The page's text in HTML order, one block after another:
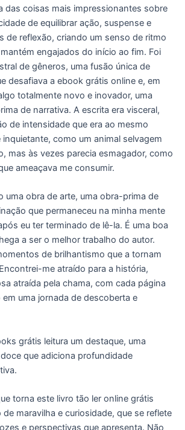
das coisas mais impressionantes sobre
de equilibrar ação, suspense e
de reflexão, criando um senso de ritmo
engajados do início ao fim. Foi
de gêneros, uma fusão única de
desafiava a ebook grátis online e, em
totalmente novo e inovador, uma
de narrativa. A escrita era visceral,
de intensidade que era ao mesmo
como um animal selvagem
mas às vezes parecia esmagador, como
ameaçava me consumir.
uma obra de arte, uma obra-prima de
que permaneceu na minha mente
eu ter terminado de lê-la. É uma boa
a ser o melhor trabalho do autor.
de brilhantismo que a tornam
me atraído para a história,
atraída pela chama, com cada página
uma jornada de descoberta e
grátis leitura um destaque, uma
que adiciona profundidade
torna este livro tão ler online grátis
maravilha e curiosidade, que se reflete
e perspectivas que apresenta. Não